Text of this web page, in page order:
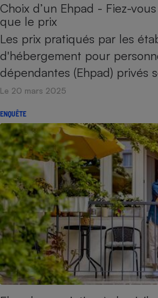
Choix d’un Ehpad - Fiez-
que le prix
Les prix pratiqués par les
d'hébergement pour
dépendantes (Ehpad) privés
Le 20 mars 2025
ENQUÊTE